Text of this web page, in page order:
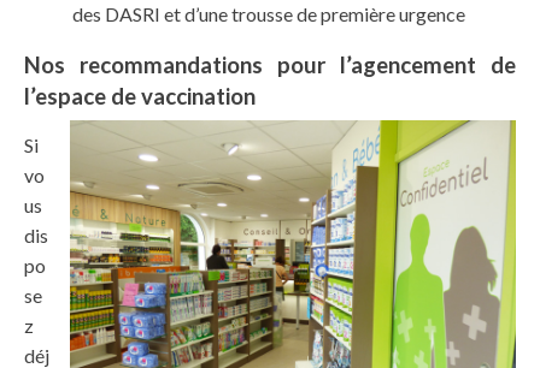
des DASRI et d’une trousse de première urgence
Nos recommandations pour l’agencement de
l’espace de vaccination
Si
vo
us
dis
po
se
z
déj